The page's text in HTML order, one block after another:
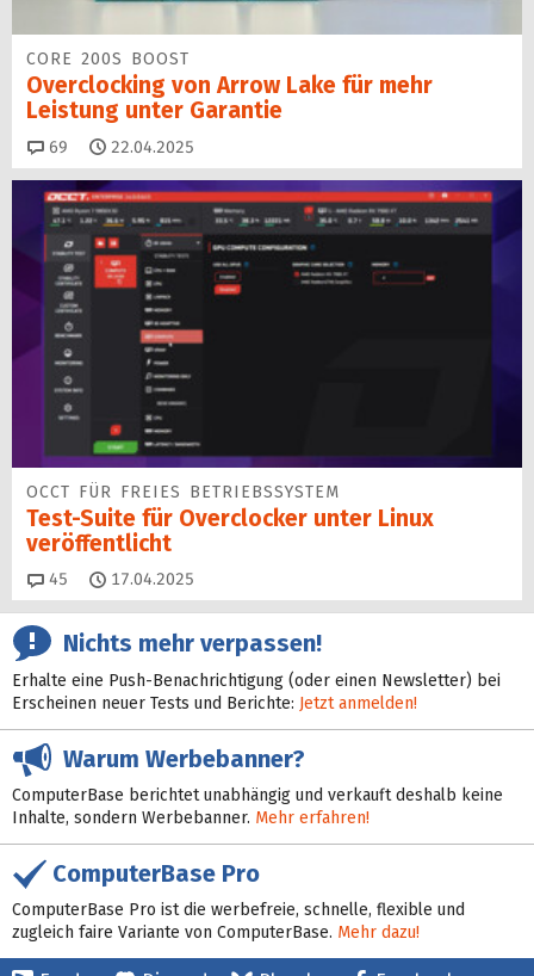
CORE 200S BOOST
Overclocking von Arrow Lake für mehr
Leistung unter Garantie
69 Kommentare
22.04.2025
OCCT FÜR FREIES BETRIEBSSYSTEM
Test-Suite für Overclocker unter Linux
veröffentlicht
45 Kommentare
17.04.2025
Nichts mehr verpassen!
Erhalte eine Push-Benachrichtigung (oder einen Newsletter) bei
Erscheinen neuer Tests und Berichte: Jetzt anmelden!
Warum Werbebanner?
ComputerBase berichtet unabhängig und verkauft deshalb keine
Inhalte, sondern Werbebanner. Mehr erfahren!
ComputerBase Pro
ComputerBase Pro ist die werbefreie, schnelle, flexible und
zugleich faire Variante von ComputerBase. Mehr dazu!